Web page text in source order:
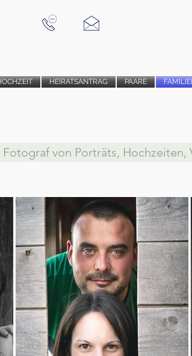
Fotograf von Porträts,
HEIRATSANTRAG PAARE